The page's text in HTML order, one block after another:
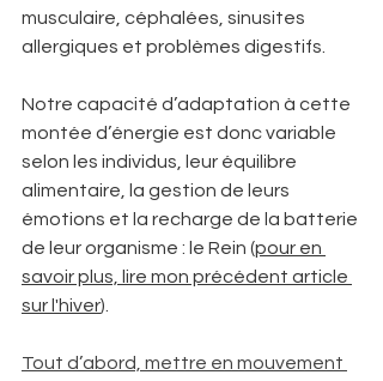
musculaire, céphalées, sinusites
allergiques et problèmes digestifs.
Notre capacité d’adaptation à cette
montée d’énergie est donc variable
selon les individus, leur équilibre
alimentaire, la gestion de leurs
émotions et la recharge de la batterie
de leur organisme : le Rein (pour en
savoir plus, lire mon précédent article
sur l'hiver).
Tout d’abord, mettre en mouvement